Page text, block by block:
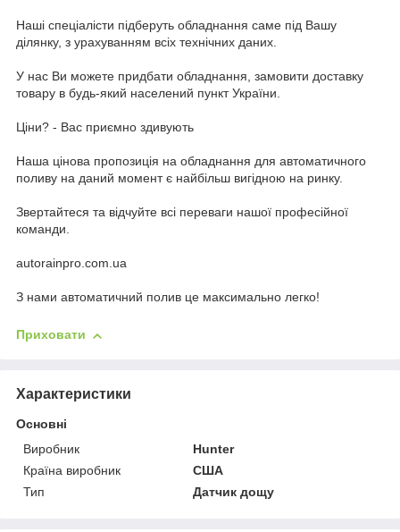
Наші спеціалісти підберуть обладнання саме під Вашу
ділянку, з урахуванням всіх технічних даних.
У наc Ви можете придбати обладнання, замовити доставку
товару в будь-який населений пункт України.
Ціни? - Вас приємно здивують
Наша цінова пропозиція на обладнання для автоматичного
поливу на даний момент є найбільш вигідною на ринку.
Звертайтеся та відчуйте всі переваги нашої професійної
команди.
autorainpro.com.ua
З нами автоматичний полив це максимально легко!
Приховати
Характеристики
Основні
Виробник
Hunter
Країна виробник
США
Тип
Датчик дощу